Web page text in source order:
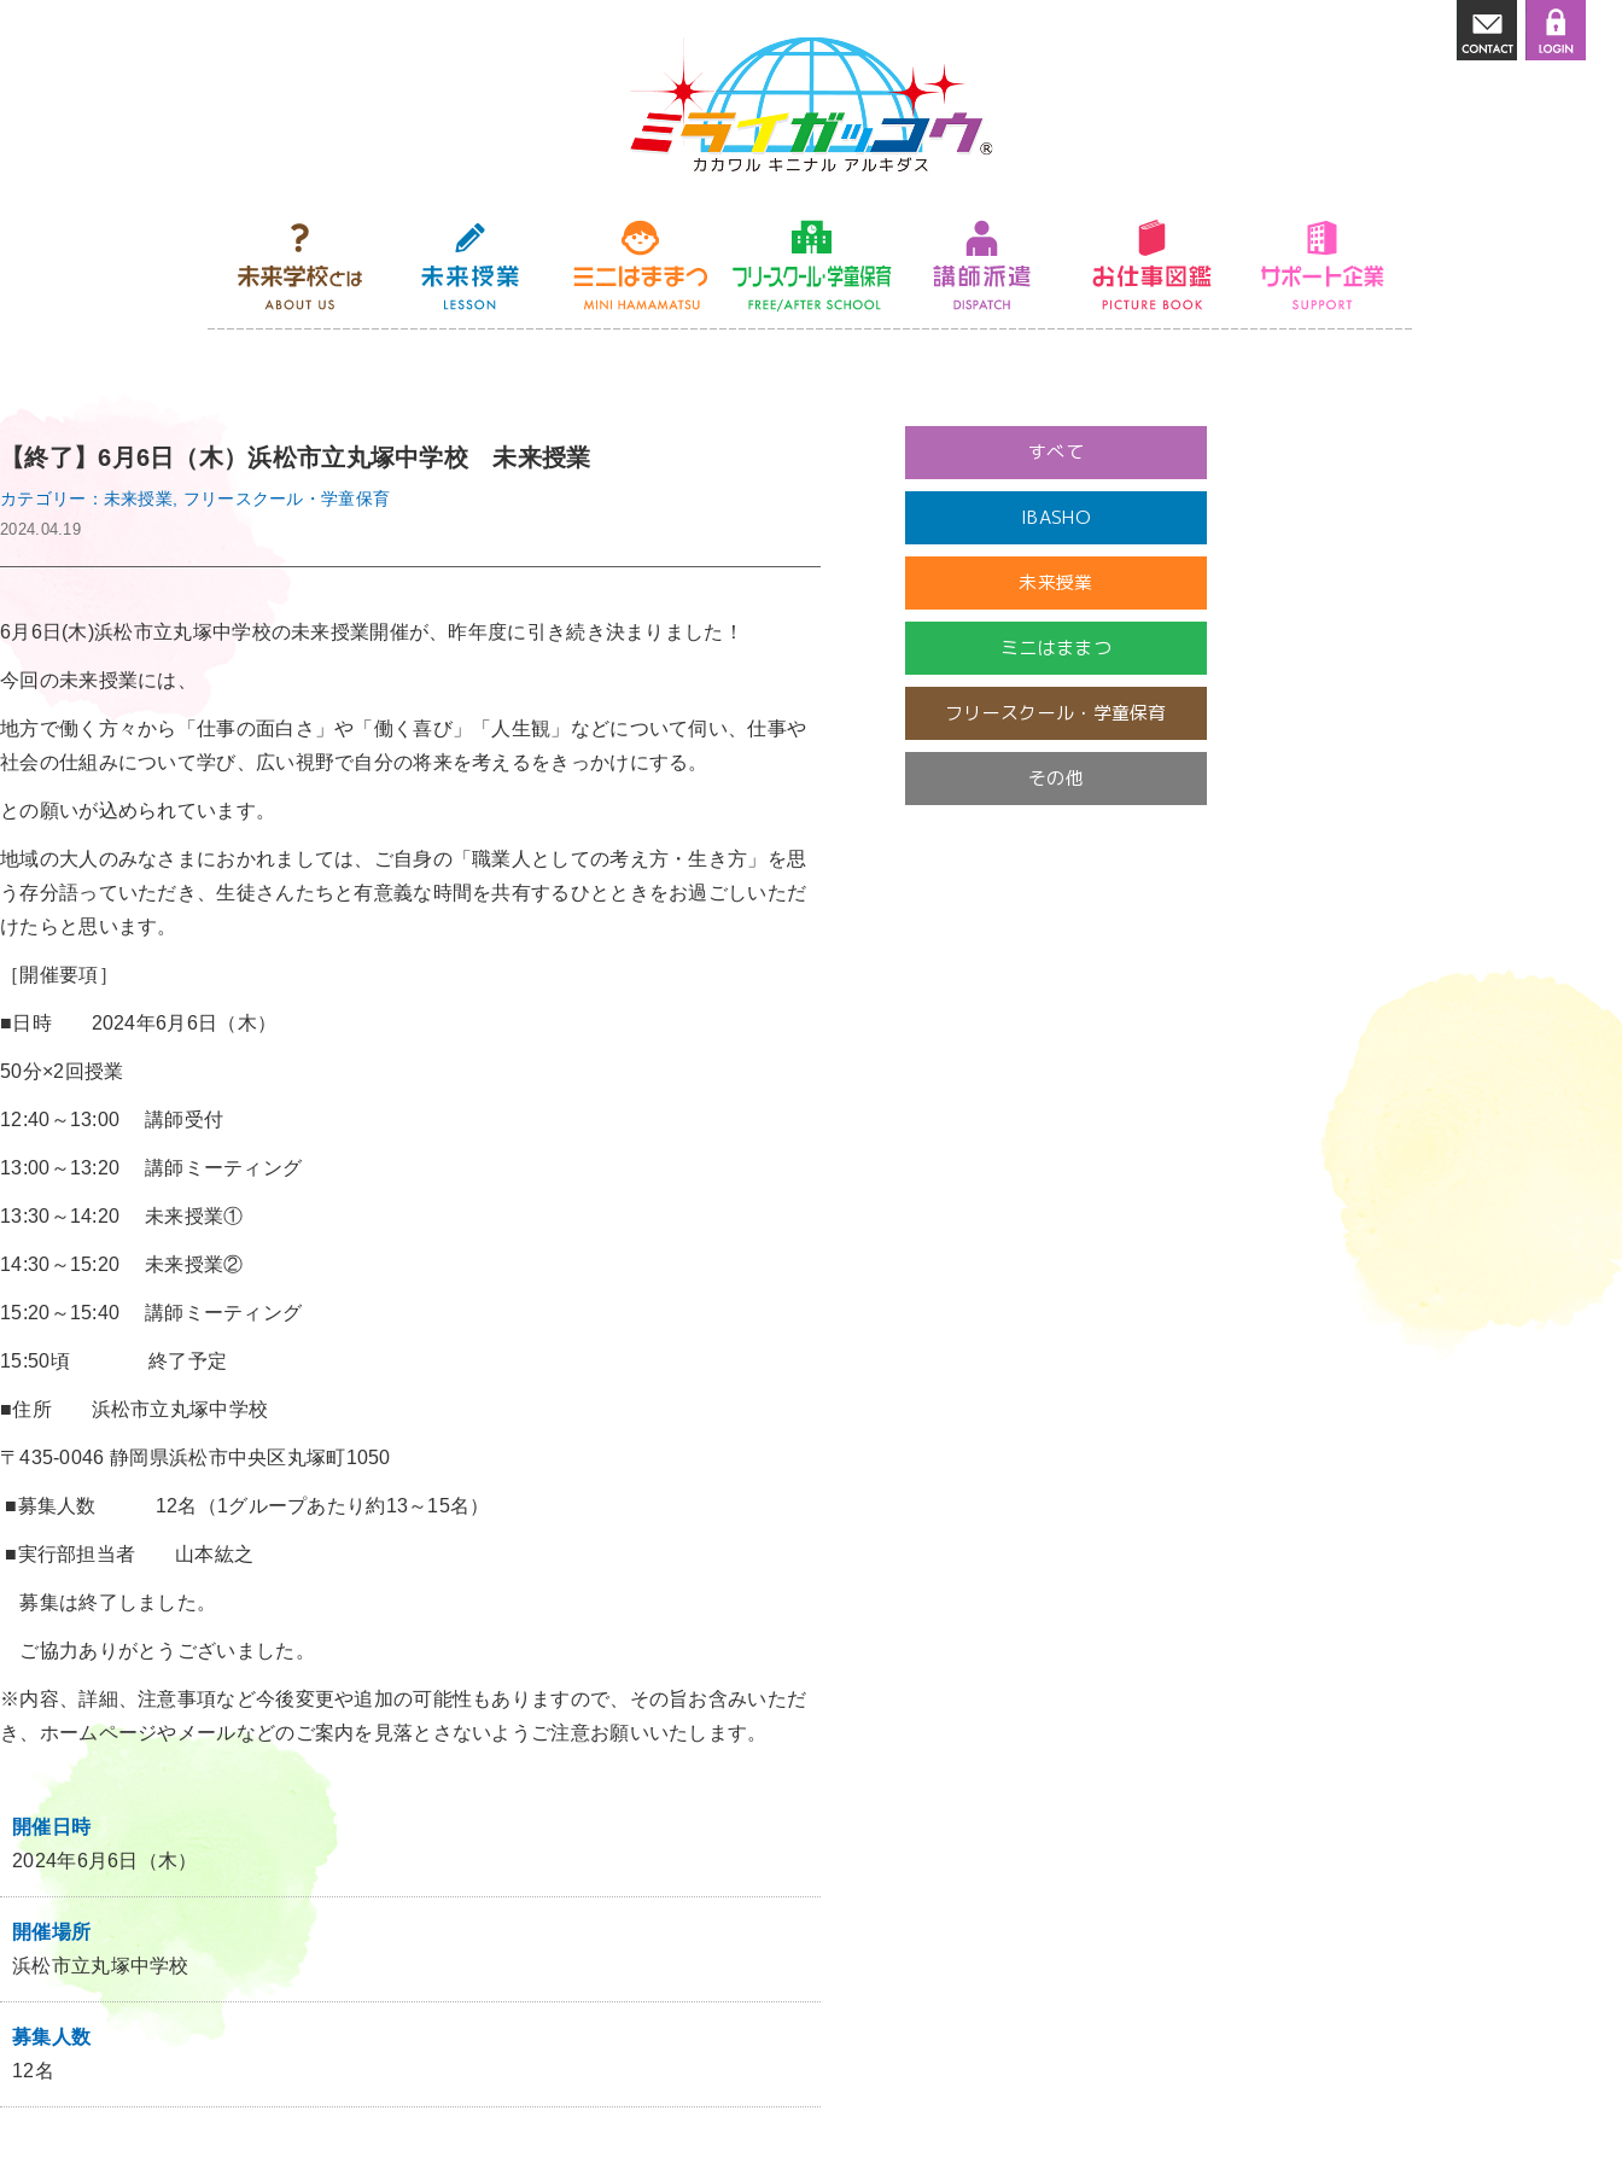
未来学校とは 未来授業 ミニはままつ フリースクール 講師派遣 お仕事図鑑
【終了】6月6日（木）浜松市立丸塚中学校 未来授業
カテゴリー：未来授業, フリースクール・学童保育
2024.04.19
6月6日(木)浜松市立丸塚中学校の未来授業開催が、昨年度に引き続き決まりました！
今回の未来授業には、
地方で働く方々から「仕事の面白さ」や「働く喜び」「人生観」などについて伺い、仕事や
社会の仕組みについて学び、広い視野で自分の将来を考えるをきっかけにする。
との願いが込められています。
地域の大人のみなさまにおかれましては、ご自身の「職業人としての考え方・生き方」を思
う存分語っていただき、生徒さんたちと有意義な時間を共有するひとときをお過ごしいただ
けたらと思います。
［開催要項］
■日時 2024年6月6日（木）
50分×2回授業
12:40～13:00 講師受付
13:00～13:20 講師ミーティング
13:30～14:20 未来授業①
14:30～15:20 未来授業②
15:20～15:40 講師ミーティング
15:50頃 終了予定
■住所 浜松市立丸塚中学校
〒435-0046 静岡県浜松市中央区丸塚町1050
■募集人数 12名（1グループあたり約13～15名）
■実行部担当者 山本紘之
募集は終了しました。
ご協力ありがとうございました。
※内容、詳細、注意事項など今後変更や追加の可能性もありますので、その旨お含みいただ
き、ホームページやメールなどのご案内を見落とさないようご注意お願いいたします。
開催日時
2024年6月6日（木）
開催場所
浜松市立丸塚中学校
募集人数
12名
すべて
IBASHO
未来授業
ミニはままつ
フリースクール・学童保育
その他